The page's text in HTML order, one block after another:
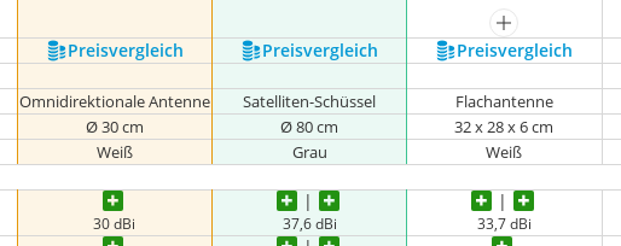
mehr anzeigen
Preis­vergleich Preis­vergleich Preis­vergleich
Omnidirektionale Antenne Satelliten-Schüssel Flachantenne
Ø 30 cm Ø 80 cm 32 x 28 x 6 cm
Weiß Grau Weiß
30 dBi 37,6 dBi 33,7 dBi